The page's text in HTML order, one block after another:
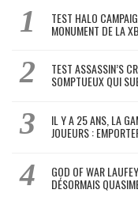
TEST HALO
MONUMENT DE LA
TEST ASSASSIN’S
SOMPTUEUX QUI
IL Y A 25 ANS, LA
JOUEURS :
GOD OF WAR
DÉSORMAIS